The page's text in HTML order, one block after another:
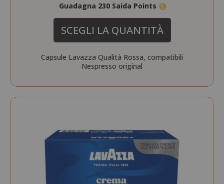
Guadagna 230 Saida Points
SCEGLI LA QUANTITÀ
Capsule Lavazza Qualità Rossa, compatibili
Nespresso original